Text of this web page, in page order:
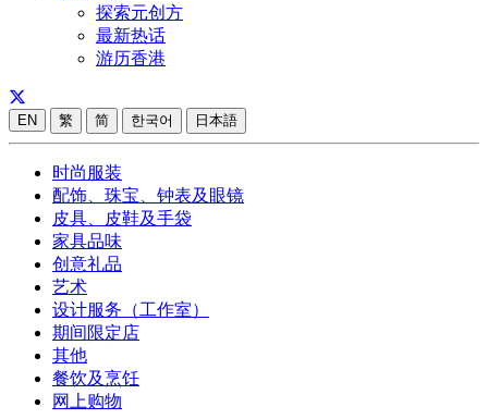
探索元创方
最新热话
游历香港
EN 繁 简 한국어 日本語
时尚服装
配饰、珠宝、钟表及眼镜
皮具、皮鞋及手袋
家具品味
创意礼品
艺术
设计服务（工作室）
期间限定店
其他
餐饮及烹饪
网上购物